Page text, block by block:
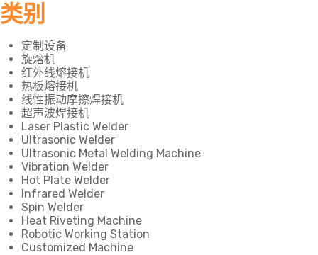
类别
定制设备
旋熔机
红外线熔接机
热板熔接机
线性振动摩擦焊接机
超声波焊接机
Laser Plastic Welder
Ultrasonic Welder
Ultrasonic Metal Welding Machine
Vibration Welder
Hot Plate Welder
Infrared Welder
Spin Welder
Heat Riveting Machine
Robotic Working Station
Customized Machine